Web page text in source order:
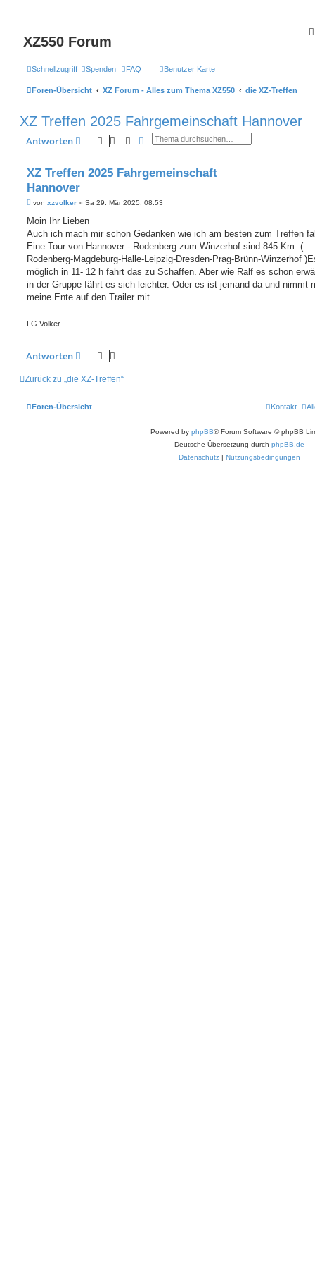
XZ550 Forum
Schnellzugriff Spenden FAQ Benutzer Karte
Foren-Übersicht XZ Forum - Alles zum Thema XZ550 die XZ-Treffen
XZ Treffen 2025 Fahrgemeinschaft Hannover
Antworten SucheErweiterte Suche
XZ Treffen 2025 Fahrgemeinschaft
Hannover
B
i
r
a
von xzvolker » Sa 29. Mär 2025, 08:53
Moin Ihr Lieben
Auch ich mach mir schon Gedanken wie ich am besten zum Treffen
Eine Tour von Hannover - Rodenberg zum Winzerhof sind 845 Km. (
Rodenberg-Magdeburg-Halle-Leipzig-Dresden-Prag-Brünn-Winzerhof
möglich in 11- 12 h fahrt das zu Schaffen. Aber wie Ralf es schon
in der Gruppe fährt es sich leichter. Oder es ist jemand da und nimmt
meine Ente auf den Trailer mit.
LG Volker
Antworten
Zurück zu „die XZ-Treffen“
Foren-Übersicht Kontakt
Powered by phpBB® Forum Software © phpBB
Deutsche Übersetzung durch phpBB.de
Datenschutz | Nutzungsbedingungen